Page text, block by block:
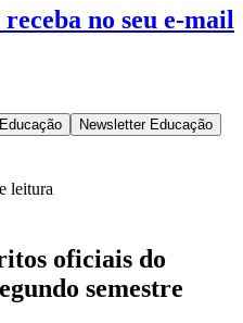
receba no seu e-mail
Newsletter Educação
leitura
oficiais do
semestre